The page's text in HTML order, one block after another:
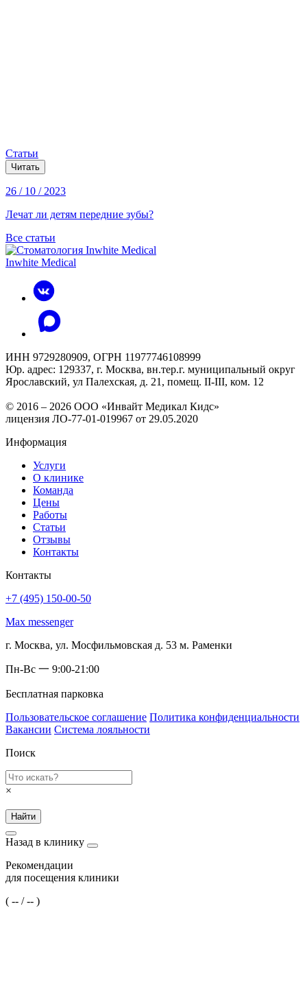
Статьи
Читать
26 / 10 / 2023
Лечат ли детям передние зубы?
Все статьи
Inwhite Medical
ИНН 9729280909, ОГРН 11977746108999
Юр. адрес: 129337, г. Москва, вн.тер.г. муниципальный округ
Ярославский, ул Палехская, д. 21, помещ. II-III, ком. 12
© 2016 – 2026 ООО «Инвайт Медикал Кидс»
лицензия ЛО-77-01-019967 от 29.05.2020
Информация
Услуги
О клинике
Команда
Цены
Работы
Статьи
Отзывы
Контакты
Контакты
+7 (495) 150-00-50
Max messenger
г. Москва, ул. Мосфильмовская д. 53 м. Раменки
Пн-Вс 一 9:00-21:00
Бесплатная парковка
Пользовательское соглашение Политика конфиденциальности
Вакансии Система лояльности
Поиск
×
Найти
Назад в клинику
Рекомендации
для посещения клиники
( -- / -- )